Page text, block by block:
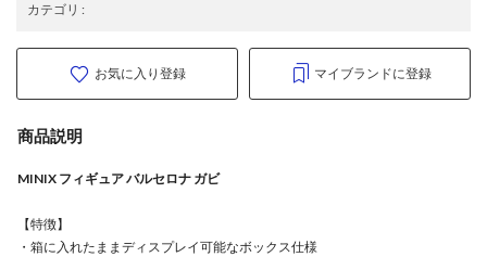
カテゴリ :
お気に入り登録 マイブランドに登録
商品説明
MINIX フィギュア バルセロナ ガビ
【特徴】
・箱に入れたままディスプレイ可能なボックス仕様